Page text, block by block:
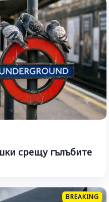
срещу гълъбите
BREAKING